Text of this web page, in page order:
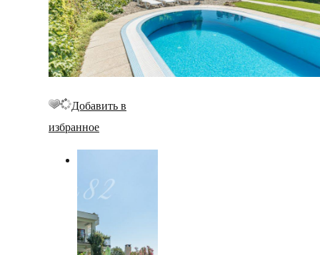
Добавить в
избранное